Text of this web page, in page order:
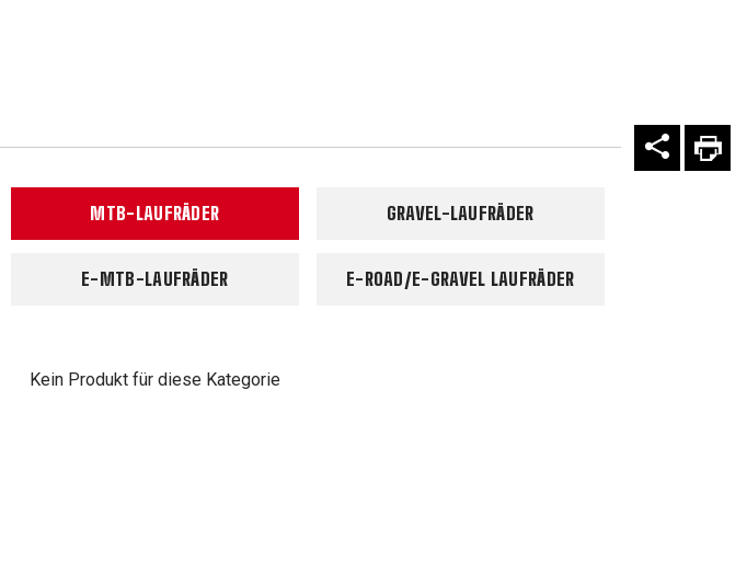
MTB-LAUFRÄDER GRAVEL-LAUFRÄDER
E-MTB-LAUFRÄDER E-ROAD/E-GRAVEL LAUFRÄDER
Kein Produkt für diese Kategorie